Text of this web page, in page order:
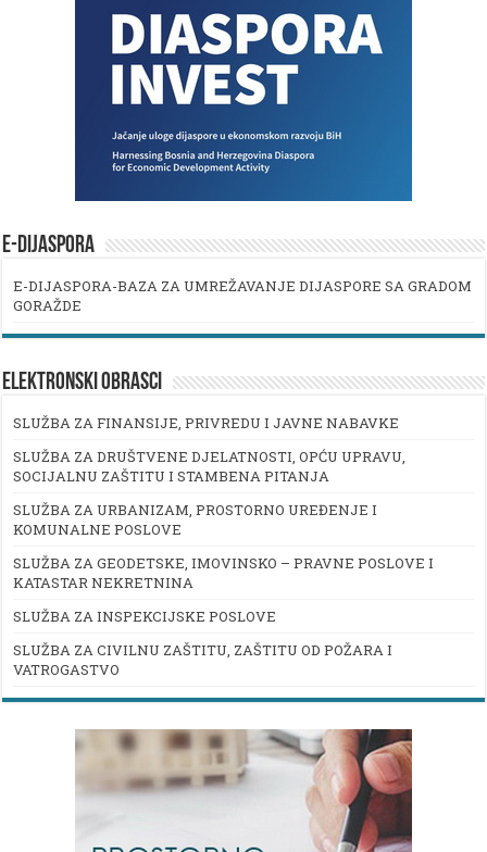
E-DIJASPORA
E-DIJASPORA-BAZA ZA UMREŽAVANJE DIJASPORE SA GRADOM
GORAŽDE
ELEKTRONSKI OBRASCI
SLUŽBA ZA FINANSIJE, PRIVREDU I JAVNE NABAVKE
SLUŽBA ZA DRUŠTVENE DJELATNOSTI, OPĆU UPRAVU,
SOCIJALNU ZAŠTITU I STAMBENA PITANJA
SLUŽBA ZA URBANIZAM, PROSTORNO UREĐENJE I
KOMUNALNE POSLOVE
SLUŽBA ZA GEODETSKE, IMOVINSKO – PRAVNE POSLOVE I
KATASTAR NEKRETNINA
SLUŽBA ZA INSPEKCIJSKE POSLOVE
SLUŽBA ZA CIVILNU ZAŠTITU, ZAŠTITU OD POŽARA I
VATROGASTVO